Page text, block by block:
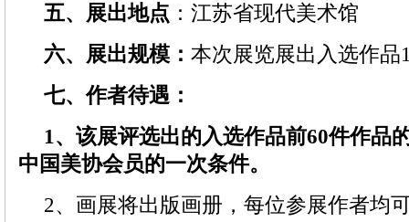
五、展出地点 ：江苏省现代美术馆
六、展出规模：本次展览展出入选作品
七、作者待遇：
1、该展评选出的入选作品前60件作品
中国美协会员的一次条件。
2、画展将出版画册，每位参展作者均